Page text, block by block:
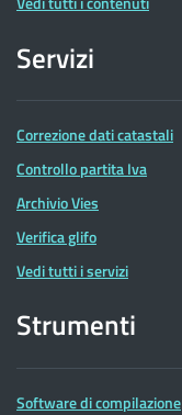
Servizi
Correzione dati catastali
Controllo partita Iva
Archivio Vies
Verifica glifo
Vedi tutti i servizi
Strumenti
Software di compilazione